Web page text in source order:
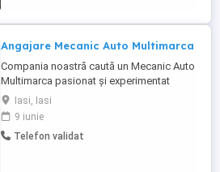
Angajare Mecanic Auto Multimarca
Compania noastră caută un Mecanic Auto
Multimarca pasionat și experimentat
pentru a se alătura echipei noastre
dinamice. Candidatul ideal va avea o
înțelegere profundă a sistemelor auto
diverse și va fi capabil să diagnosticheze
Iasi, Iasi
9 iunie
Telefon validat